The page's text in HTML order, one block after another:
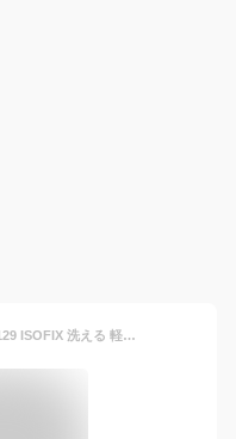
プッパプーポ ブースターシート R129 ISOFIX 洗える 軽量 ジュニアシート (25ブラック)